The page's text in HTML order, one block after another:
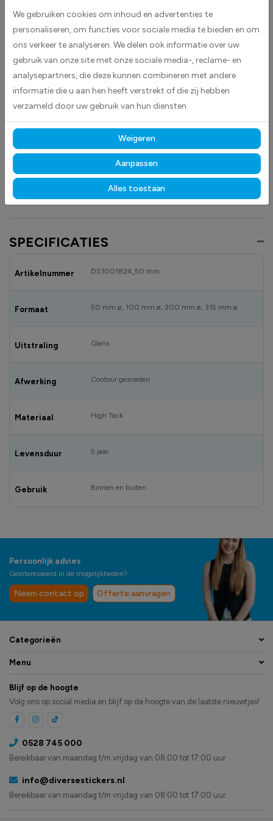
voorraadbeheer. De witte kleur zorgt voor een duidelijke en contrastrijke
markering, waardoor producten en secties snel te identificeren zijn.
Deze stickers zijn geschikt voor diverse toepassingen en helpen
medewerkers om efficiënt te werken en fouten bij het orderpicken of
opslaan te verminderen. Plak eenvoudig de sticker op de vloer, op of in
de stelling.
Gemaakt van hoogwaardige high-tack folie, hechten deze
stickers betrouwbaar op vrijwel elk oppervlak.Dankzij de
duurzame materialen blijven ze langdurig zichtbaar en goed leesbaar,
zowel binnen als buiten, bestand tegen licht, vocht en dagelijks gebruik.
Ontdek ook onze anderemagazijn- enveiligheidstickersom uw
opslagruimtes overzichtelijk en professioneel te markeren.
SPECIFICATIES
Artikelnummer DS1001824_50 mm
Formaat 50 mm ø, 100 mm ø, 200 mm ø, 315 mm ø
Uitstraling Glans
Afwerking Contour gesneden
Materiaal High Tack
Levensduur 5 jaar
Gebruik Binnen en buiten
Persoonlijk advies
Geïnteresseerd in de mogelijkheden?
Neem contact op Offerte aanvragen
Categorieën
Menu
Blijf op de hoogte
Volg ons op social media en blijf op de hoogte van de laatste nieuwtjes!
0528 745 000
Bereikbaar van maandag t/m vrijdag van 08:00 tot 17:00 uur
info@diversestickers.nl
Bereikbaar van maandag t/m vrijdag van 08:00 tot 17:00 uur.
We gebruiken cookies om inhoud en advertenties te
personaliseren, om functies voor sociale media te bieden en om
ons verkeer te analyseren. We delen ook informatie over uw
gebruik van onze site met onze sociale media-, reclame- en
analysepartners, die deze kunnen combineren met andere
informatie die u aan hen heeft verstrekt of die zij hebben
verzameld door uw gebruik van hun diensten.
Weigeren
Aanpassen
Alles toestaan